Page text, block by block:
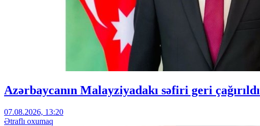
Azərbaycanın Malayziyadakı səfiri geri çağırıldı
07.08.2026, 13:20
Ətraflı oxumaq